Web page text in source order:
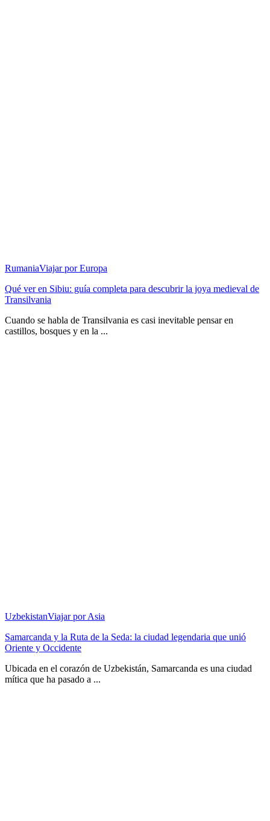
RumaniaViajar por Europa
Qué ver en Sibiu: guía completa para descubrir la joya medieval de
Transilvania
Cuando se habla de Transilvania es casi inevitable pensar en
castillos, bosques y en la ...
UzbekistanViajar por Asia
Samarcanda y la Ruta de la Seda: la ciudad legendaria que unió
Oriente y Occidente
Ubicada en el corazón de Uzbekistán, Samarcanda es una ciudad
mítica que ha pasado a ...